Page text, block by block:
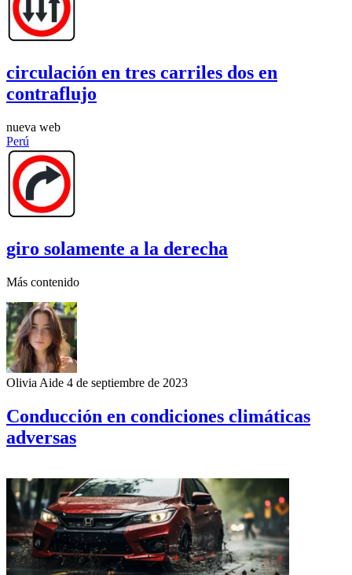
circulación en tres carriles dos en
contraflujo
nueva web
Perú
giro solamente a la derecha
Más contenido
Olivia Aide 4 de septiembre de 2023
Conducción en condiciones climáticas
adversas